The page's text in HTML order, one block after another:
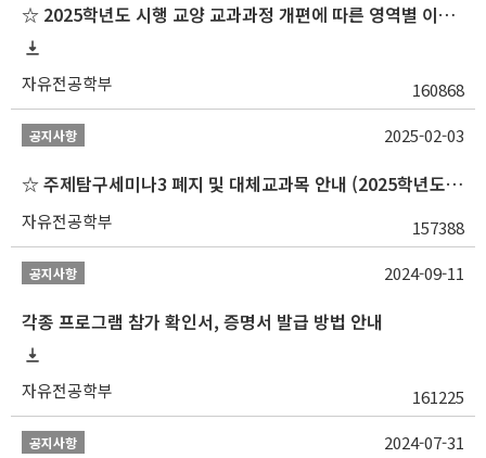
☆ 2025학년도 시행 교양 교과과정 개편에 따른 영역별 이수 안내
자유전공학부 160868
공지사항
☆ 주제탐구세미나3 폐지 및 대체교과목 안내 (2025학년도 1학기부터)
자유전공학부 157388
2025-02-03
공지사항
각종 프로그램 참가 확인서, 증명서 발급 방법 안내
자유전공학부 161225
2024-09-11
공지사항 2024-07-31